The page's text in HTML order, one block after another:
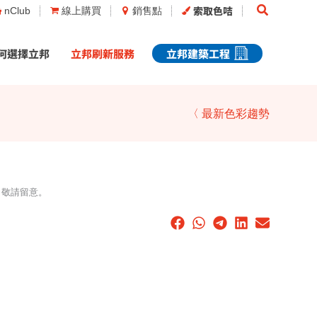
nClub 線上購買 銷售點 索取色咭 Search
選擇立邦 立邦刷新服務 立邦建築工程
〈 最新色彩趨勢
請留意。